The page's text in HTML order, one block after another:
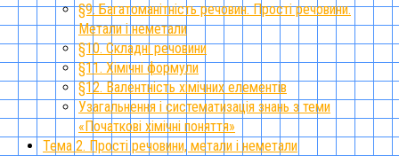
§9. Багатоманітність речовин. Прості речовини.
Метали і неметали
§10. Складні речовини
§11. Хімічні формули
§12. Валентність хімічних елементів
Узагальнення і систематизація знань з теми
«Початкові хімічні поняття»
Тема 2. Прості речовини, метали і неметали